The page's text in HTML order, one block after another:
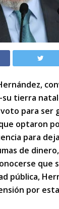
su tierra
para ser
optaron
para
de
que
pública,
por